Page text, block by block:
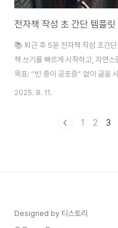
전자책 작성 초 간단 템플
📚 퇴근 후 5분 전자책 작성 초간
책 쓰기를 빠르게 시작하고, 자연
목표: “빈 종이 공포증” 없이 글
제: _____________________② 내
_____________________** ✨
2025. 8. 11.
1 2 3
Designed by 티스토리